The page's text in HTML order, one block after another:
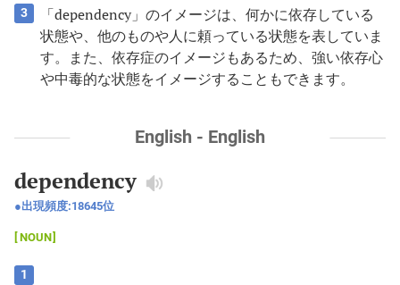
3
「dependency」のイメージは、何かに依存している
状態や、他のものや人に頼っている状態を表していま
す。また、依存症のイメージもあるため、強い依存心
や中毒的な状態をイメージすることもできます。
English - English
dependency
出現頻度:18645位
NOUN
1